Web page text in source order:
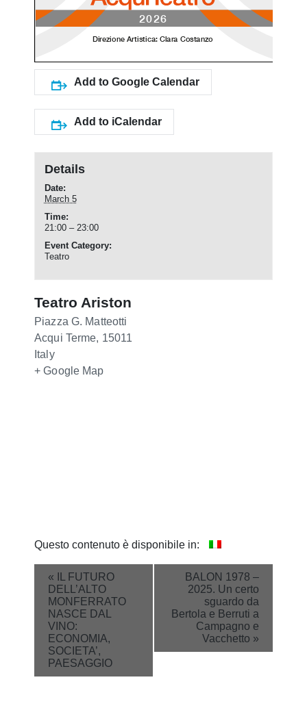
Add to Google Calendar
Add to iCalendar
Details
Date:
March 5
Time:
21:00 – 23:00
Event Category:
Teatro
Teatro Ariston
Piazza G. Matteotti
Acqui Terme, 15011
Italy
+ Google Map
Questo contenuto è disponibile in:
Event
Navigation
« IL FUTURO
DELL’ALTO
MONFERRATO
NASCE DAL
VINO:
ECONOMIA,
SOCIETA’,
PAESAGGIO
BALON 1978 –
2025. Un certo
sguardo da
Bertola e Berruti a
Campagno e
Vacchetto »